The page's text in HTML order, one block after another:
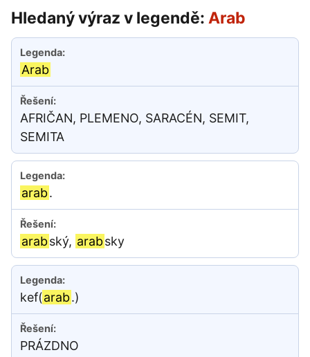
Hledaný výraz v legendě: Arab
Arab
AFRIČAN, PLEMENO, SARACÉN, SEMIT,
SEMITA
arab.
arabský, arabsky
kef(arab.)
PRÁZDNO